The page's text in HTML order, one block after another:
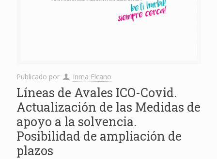
Publicado por Inma Elcano
Líneas de Avales ICO-Covid.
Actualización de las Medidas de
apoyo a la solvencia.
Posibilidad de ampliación de
plazos